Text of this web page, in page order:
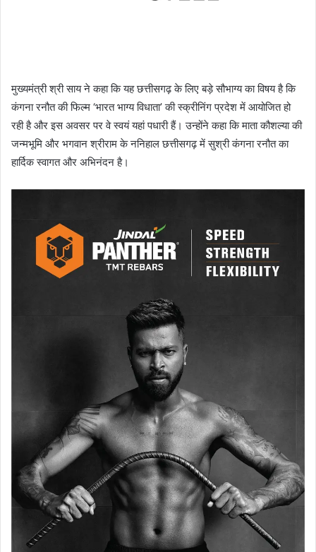
मुख्यमंत्री श्री साय ने कहा कि यह छत्तीसगढ़ के लिए बड़े सौभाग्य का विषय है कि
कंगना रनौत की फिल्म ‘भारत भाग्य विधाता’ की स्क्रीनिंग प्रदेश में आयोजित हो
रही है और इस अवसर पर वे स्वयं यहां पधारी हैं। उन्होंने कहा कि माता कौशल्या की
जन्मभूमि और भगवान श्रीराम के ननिहाल छत्तीसगढ़ में सुश्री कंगना रनौत का
हार्दिक स्वागत और अभिनंदन है।